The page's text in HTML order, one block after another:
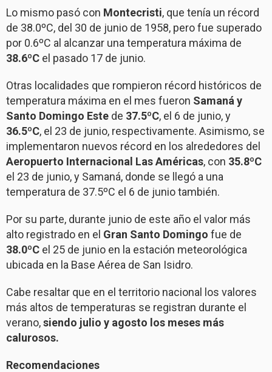
Lo mismo pasó con Montecristi, que tenía un récord
de 38.0ºC, del 30 de junio de 1958, pero fue superado
por 0.6ºC al alcanzar una temperatura máxima de
38.6ºC el pasado 17 de junio.
Otras localidades que rompieron récord históricos de
temperatura máxima en el mes fueron Samaná y
Santo Domingo Este de 37.5ºC, el 6 de junio, y
36.5ºC, el 23 de junio, respectivamente. Asimismo, se
implementaron nuevos récord en los alrededores del
Aeropuerto Internacional Las Américas, con 35.8ºC
el 23 de junio, y Samaná, donde se llegó a una
temperatura de 37.5ºC el 6 de junio también.
Por su parte, durante junio de este año el valor más
alto registrado en el Gran Santo Domingo fue de
38.0ºC el 25 de junio en la estación meteorológica
ubicada en la Base Aérea de San Isidro.
Cabe resaltar que en el territorio nacional los valores
más altos de temperaturas se registran durante el
verano,siendo julio y agosto los meses más
calurosos.
Recomendaciones